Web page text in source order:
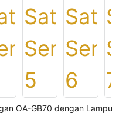
OA-GB70 dengan Lampu